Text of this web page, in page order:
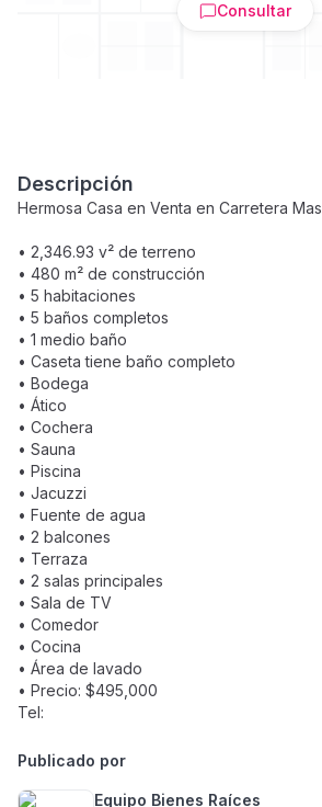
Consultar
Descripción
Hermosa Casa en Venta en Carretera
• 2,346.93 v² de terreno
• 480 m² de construcción
• 5 habitaciones
• 5 baños completos
• 1 medio baño
• Caseta tiene baño completo
• Bodega
• Ático
• Cochera
• Sauna
• Piscina
• Jacuzzi
• Fuente de agua
• 2 balcones
• Terraza
• 2 salas principales
• Sala de TV
• Comedor
• Cocina
• Área de lavado
• Precio: $495,000
Tel:
Publicado por
Equipo Bienes Raíces